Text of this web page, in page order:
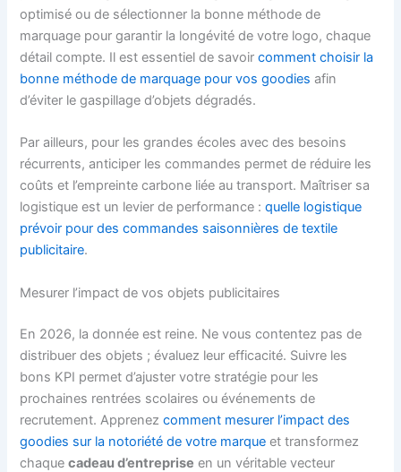
optimisé ou de sélectionner la bonne méthode de
marquage pour garantir la longévité de votre logo, chaque
détail compte. Il est essentiel de savoircomment choisir la
bonne méthode de marquage pour vos goodies afin
d’éviter le gaspillage d’objets dégradés.
Par ailleurs, pour les grandes écoles avec des besoins
récurrents, anticiper les commandes permet de réduire les
coûts et l’empreinte carbone liée au transport. Maîtriser sa
logistique est un levier de performance :quelle logistique
prévoir pour des commandes saisonnières de textile
publicitaire.
Mesurer l’impact de vos objets publicitaires
En 2026, la donnée est reine. Ne vous contentez pas de
distribuer des objets ; évaluez leur efficacité. Suivre les
bons KPI permet d’ajuster votre stratégie pour les
prochaines rentrées scolaires ou événements de
recrutement. Apprenezcomment mesurer l’impact des
goodies sur la notoriété de votre marque et transformez
chaquecadeau d’entreprise en un véritable vecteur